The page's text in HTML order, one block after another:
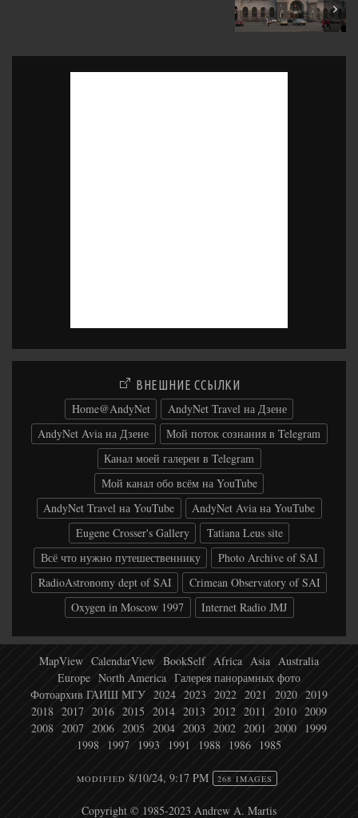
August 2006
ВНЕШНИЕ ССЫЛКИ
Home@AndyNet
AndyNet Travel на Дзене
AndyNet Avia на Дзене
Мой поток сознания в Telegram
Канал моей галереи в Telegram
Мой канал обо всём на YouTube
AndyNet Travel на YouTube
AndyNet Avia на YouTube
Eugene Crosser's Gallery
Tatiana Leus site
Всё что нужно путешественнику
Photo Archive of SAI
RadioAstronomy dept of SAI
Crimean Observatory of SAI
Oxygen in Moscow 1997
Internet Radio JMJ
MapView CalendarView BookSelf Africa Asia Australia
Europe North America Галерея панорамных фото
Фотоархив ГАИШ МГУ 2024 2023 2022 2021 2020 2019
2018 2017 2016 2015 2014 2013 2012 2011 2010 2009
2008 2007 2006 2005 2004 2003 2002 2001 2000
1999
1998
1997 1993 1991 1988 1986 1985
MODIFIED 8/10/24, 9:17 PM 268 IMAGES
Copyright © 1985-2023 Andrew A. Martis